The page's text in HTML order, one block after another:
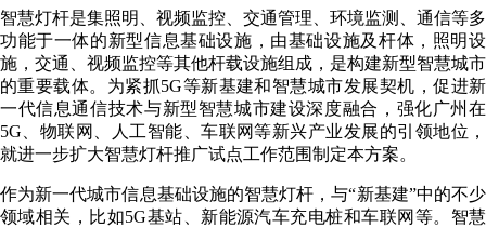
智慧灯杆是集照明、视频监控、交通管理、环境监测、通信等多
功能于一体的新型信息基础设施，由基础设施及杆体，照明设
施，交通、视频监控等其他杆载设施组成，是构建新型智慧城市
的重要载体。为紧抓5G等新基建和智慧城市发展契机，促进新
一代信息通信技术与新型智慧城市建设深度融合，强化广州在
5G、物联网、人工智能、车联网等新兴产业发展的引领地位，
就进一步扩大智慧灯杆推广试点工作范围制定本方案。
作为新一代城市信息基础设施的智慧灯杆，与“新基建”中的不少
领域相关，比如5G基站、新能源汽车充电桩和车联网等。智慧